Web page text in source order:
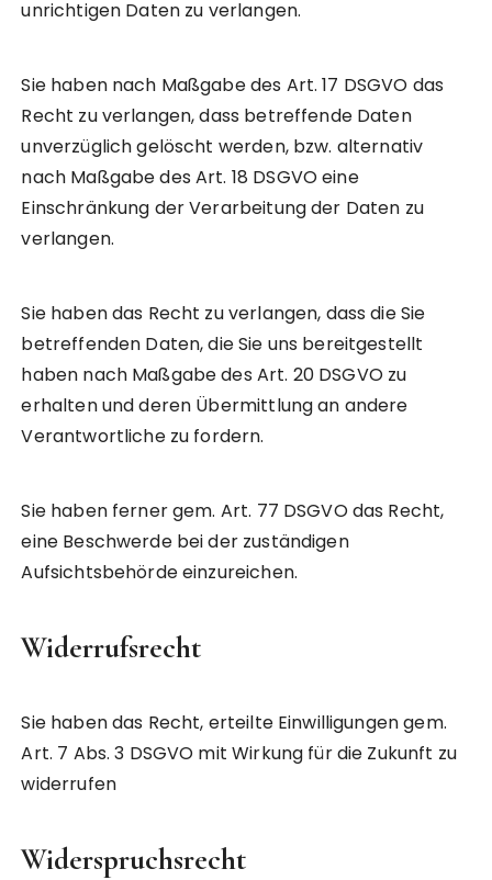
unrichtigen Daten zu verlangen.
Sie haben nach Maßgabe des Art. 17 DSGVO das
Recht zu verlangen, dass betreffende Daten
unverzüglich gelöscht werden, bzw. alternativ
nach Maßgabe des Art. 18 DSGVO eine
Einschränkung der Verarbeitung der Daten zu
verlangen.
Sie haben das Recht zu verlangen, dass die Sie
betreffenden Daten, die Sie uns bereitgestellt
haben nach Maßgabe des Art. 20 DSGVO zu
erhalten und deren Übermittlung an andere
Verantwortliche zu fordern.
Sie haben ferner gem. Art. 77 DSGVO das Recht,
eine Beschwerde bei der zuständigen
Aufsichtsbehörde einzureichen.
Widerrufsrecht
Sie haben das Recht, erteilte Einwilligungen gem.
Art. 7 Abs. 3 DSGVO mit Wirkung für die Zukunft zu
widerrufen
Widerspruchsrecht